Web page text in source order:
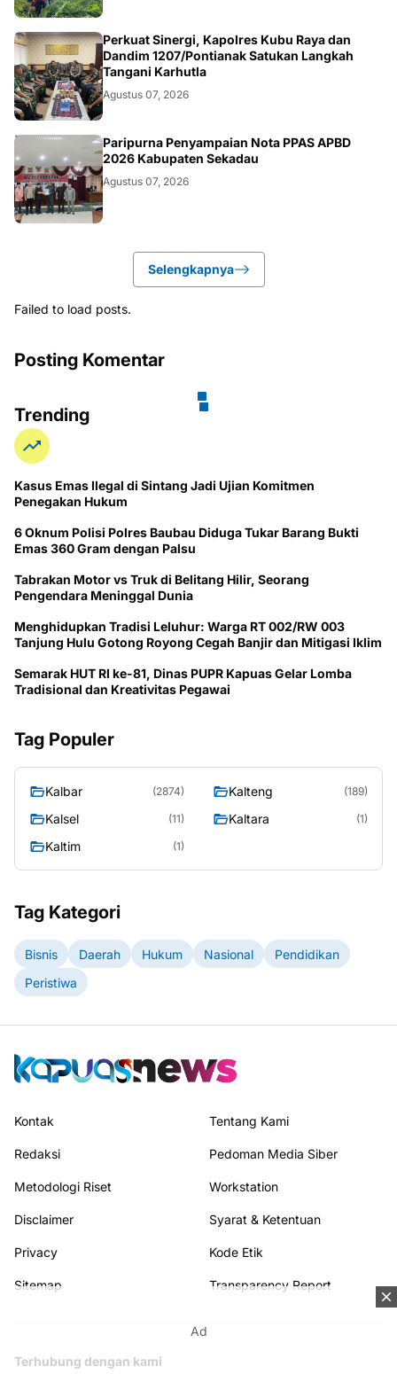
KALBAR
Perkuat Sinergi, Kapolres Kubu Raya dan
Dandim 1207/Pontianak Satukan Langkah
Tangani Karhutla
Agustus 07, 2026
DAERAH
Paripurna Penyampaian Nota PPAS APBD
2026 Kabupaten Sekadau
Agustus 07, 2026
Selengkapnya
Failed to load posts.
Posting Komentar
Trending
Kasus Emas Ilegal di Sintang Jadi Ujian Komitmen
Penegakan Hukum
6 Oknum Polisi Polres Baubau Diduga Tukar Barang Bukti
Emas 360 Gram dengan Palsu
Tabrakan Motor vs Truk di Belitang Hilir, Seorang
Pengendara Meninggal Dunia
Menghidupkan Tradisi Leluhur: Warga RT 002/RW 003
Tanjung Hulu Gotong Royong Cegah Banjir dan Mitigasi Iklim
Semarak HUT RI ke-81, Dinas PUPR Kapuas Gelar Lomba
Tradisional dan Kreativitas Pegawai
Tag Populer
Kalbar (2874) Kalteng (189)
Kalsel (11) Kaltara (1)
Kaltim (1)
Tag Kategori
Bisnis Daerah Hukum Nasional
Pendidikan
Peristiwa
Ad
Kontak Tentang Kami
Redaksi Pedoman Media Siber
Metodologi Riset Workstation
Disclaimer Syarat & Ketentuan
Privacy Kode Etik
Sitemap Transparency Report
Terhubung dengan kami